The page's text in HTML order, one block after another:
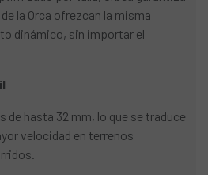
la Orca ofrezcan la misma
dinámico, sin importar el
de hasta 32 mm, lo que se traduce
velocidad en terrenos